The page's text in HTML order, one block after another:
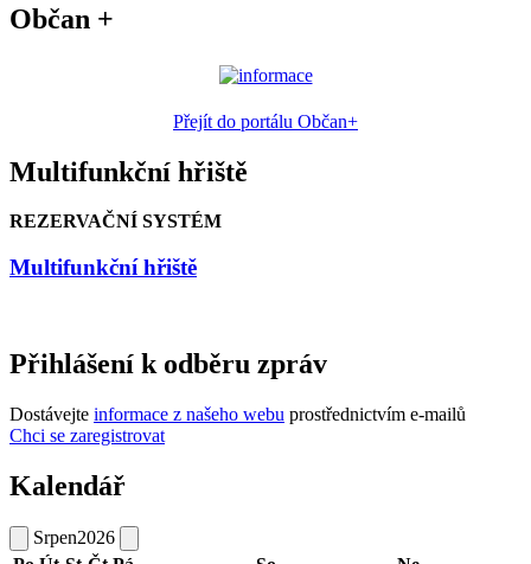
Občan +
Přejít do portálu Občan+
Multifunkční hřiště
REZERVAČNÍ SYSTÉM
Multifunkční hřiště
Přihlášení k odběru zpráv
Dostávejte informace z našeho webu prostřednictvím e-mailů
Chci se zaregistrovat
Kalendář
Srpen2026